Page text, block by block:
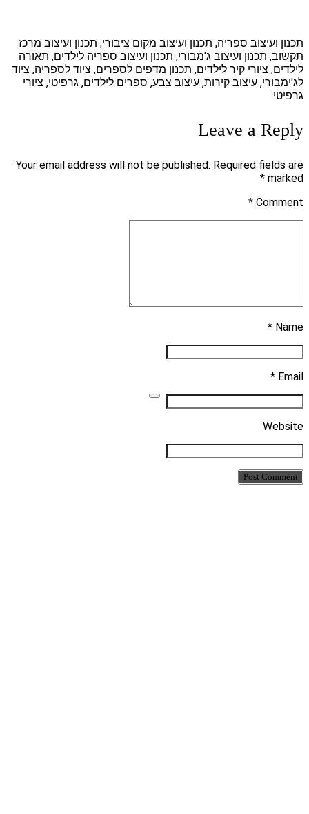
תכנון ועיצוב ספריה, תכנון ועיצוב מקום ציבורי, תכנון ועיצוב מרכז
תקשוב, תכנון ועיצוב ג'מבורי, תכנון ועיצוב ספריה לילדים, תאורה
לילדים, ציורי קיר לילדים, תכנון מדפים לספרים, ציוד לספריה, ציוד
לג'ימבורי, עיצוב קירות, עיצוב צבע, ספרים לילדים, גרפיטי, ציורי
גרפיטי
Leave a Reply
Your email address will not be published. Required fields are
marked *
Comment
*
Name *
Email *
Website
Post Comment